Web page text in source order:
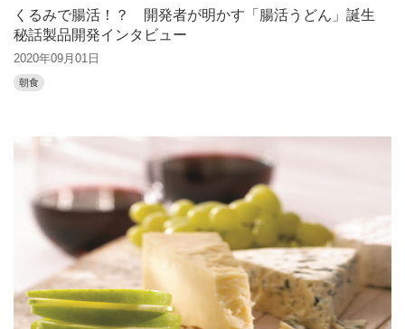
くるみで腸活！？ 開発者が明かす「腸活うどん」誕生
秘話製品開発インタビュー
2020年09月01日
朝食